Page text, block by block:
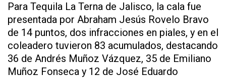
Para Tequila La Terna de Jalisco, la cala fue
presentada por Abraham Jesús Rovelo Bravo
de 14 puntos, dos infracciones en piales, y en el
coleadero tuvieron 83 acumulados, destacando
36 de Andrés Muñoz Vázquez, 35 de Emiliano
Muñoz Fonseca y 12 de José Eduardo